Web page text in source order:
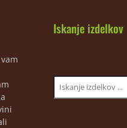
Iskanje izdelkov